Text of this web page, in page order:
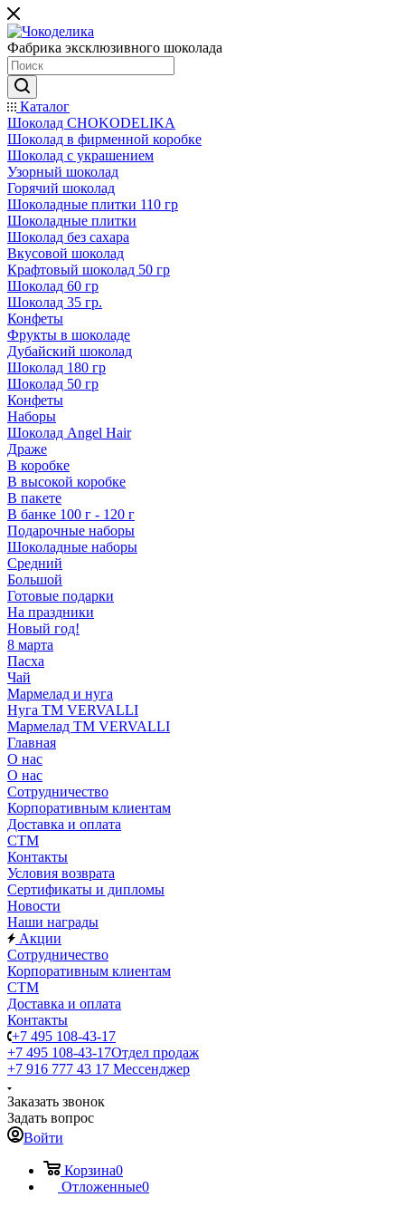
Фабрика эксклюзивного шоколада
Каталог
Шоколад CHOKODELIKA
Шоколад в фирменной коробке
Шоколад с украшением
Узорный шоколад
Горячий шоколад
Шоколадные плитки 110 гр
Шоколадные плитки
Шоколад без сахара
Вкусовой шоколад
Крафтовый шоколад 50 гр
Шоколад 60 гр
Шоколад 35 гр.
Конфеты
Фрукты в шоколаде
Дубайский шоколад
Шоколад 180 гр
Шоколад 50 гр
Конфеты
Наборы
Шоколад Angel Hair
Драже
В коробке
В высокой коробке
В пакете
В банке 100 г - 120 г
Подарочные наборы
Шоколадные наборы
Средний
Большой
Готовые подарки
На праздники
Новый год!
8 марта
Пасха
Чай
Мармелад и нуга
Нуга ТМ VERVALLI
Мармелад ТМ VERVALLI
Главная
О нас
О нас
Сотрудничество
Корпоративным клиентам
Доставка и оплата
СТМ
Контакты
Условия возврата
Сертификаты и дипломы
Новости
Наши награды
Акции
Сотрудничество
Корпоративным клиентам
СТМ
Доставка и оплата
Контакты
+7 495 108-43-17
+7 495 108-43-17Отдел продаж
+7 916 777 43 17 Мессенджер
Заказать звонок
Задать вопрос
Войти
Корзина0
Отложенные0